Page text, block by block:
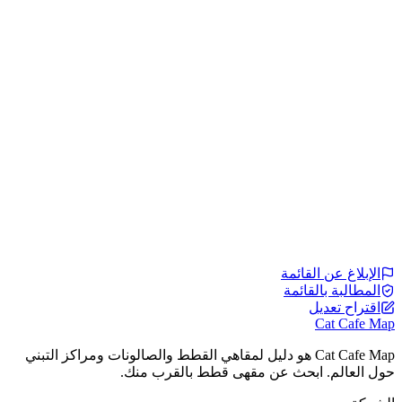
الإبلاغ عن القائمة
المطالبة بالقائمة
اقتراح تعديل
Cat Cafe Map
Cat Cafe Map هو دليل لمقاهي القطط والصالونات ومراكز التبني
حول العالم. ابحث عن مقهى قطط بالقرب منك.